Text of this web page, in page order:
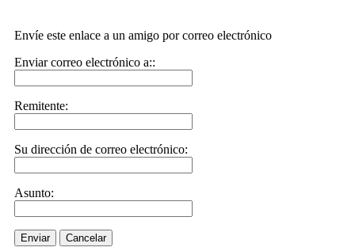
Envíe este enlace a un amigo por correo electrónico
Enviar correo electrónico a::
Remitente:
Su dirección de correo electrónico:
Asunto:
Enviar Cancelar